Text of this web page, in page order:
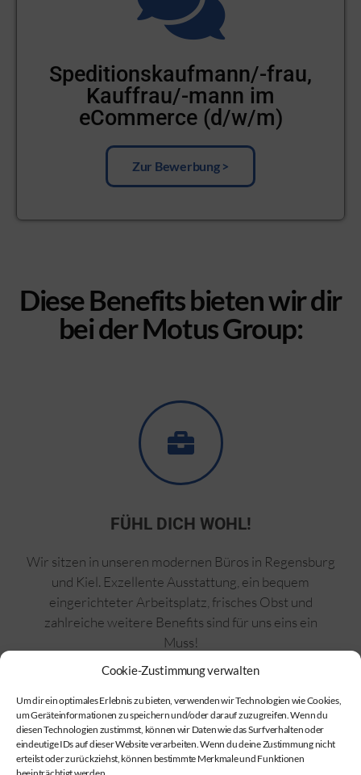
Cookie-Zustimmung verwalten
Um dir ein optimales Erlebnis zu bieten, verwenden wir Technologien wie Cookies,
um Geräteinformationen zu speichern und/oder darauf zuzugreifen. Wenn du
diesen Technologien zustimmst, können wir Daten wie das Surfverhalten oder
eindeutige IDs auf dieser Website verarbeiten. Wenn du deine Zustimmung nicht
erteilst oder zurückziehst, können bestimmte Merkmale und Funktionen
beeinträchtigt werden.
Speditionskaufmann/-frau,
Kauffrau/-mann im
eCommerce (d/w/m)
Zur Bewerbung >
Diese Benefits bieten wir dir
bei der Motus Group:
FÜHL DICH WOHL!
Wir sitzen in unseren modernen Büros in Regensburg
und Kiel. Exzellente Ausstattung, ein bequem
eingerichteter Arbeitsplatz, frisches Obst und
zahlreiche weitere Benefits sind für uns eins ein
Muss!